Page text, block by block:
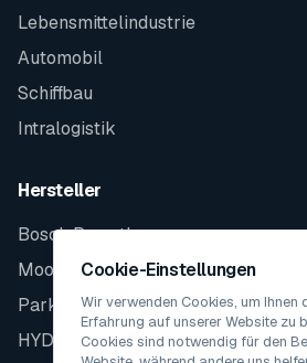
Lebensmittelindustrie
Automobil
Schiffbau
Intralogistik
Hersteller
Bosch Rexroth
Moog
Parker
HYDAC
Cookie-Einstellungen
Wir verwenden Cookies, um
Erfahrung auf unserer Website zu
Cookies sind notwendig für den